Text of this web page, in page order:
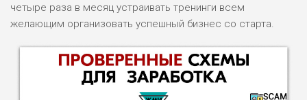
четыре раза в месяц устраивать тренинги всем
желающим организовать успешный бизнес со старта.